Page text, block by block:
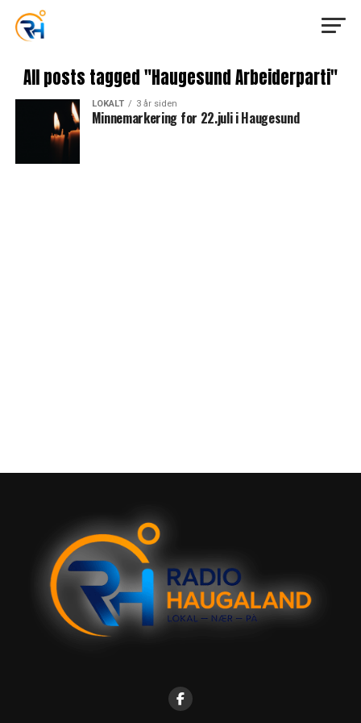
All posts tagged "Haugesund Arbeiderparti"
LOKALT 3 år siden
Minnemarkering for 22.juli i Haugesund